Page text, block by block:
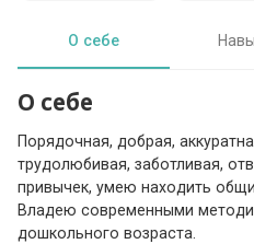
О себе
О себе
Порядочная, добрая,
трудолюбивая, заботливая,
привычек, умею находить
Владею современными
дошкольного возраста.